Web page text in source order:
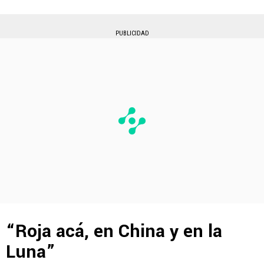
PUBLICIDAD
“Roja acá, en China y en la
Luna”